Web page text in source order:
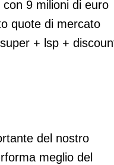
9 milioni di euro
quote di mercato
+ lsp +
del nostro
meglio del